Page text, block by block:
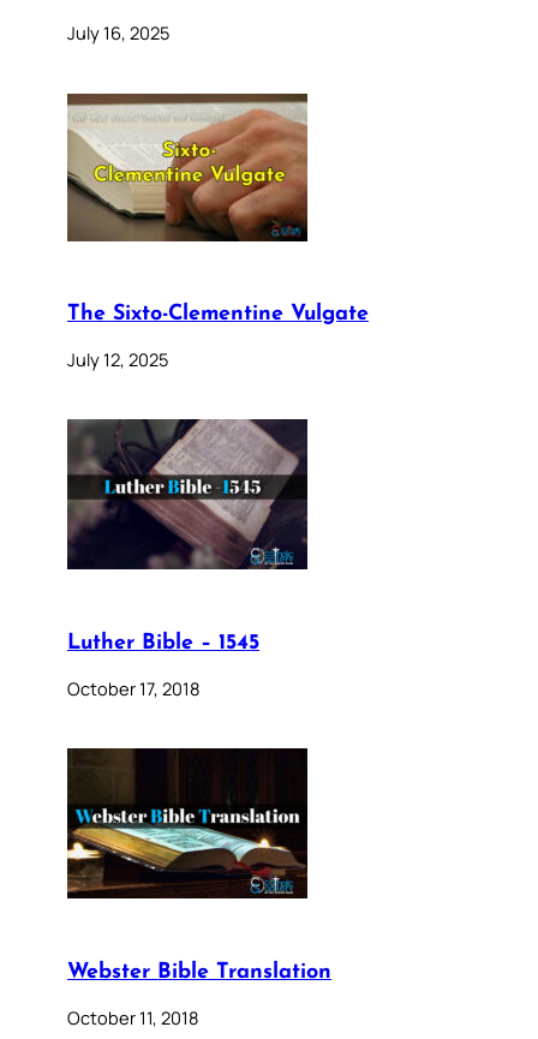
July 16, 2025
The Sixto-Clementine Vulgate
July 12, 2025
Luther Bible – 1545
October 17, 2018
Webster Bible Translation
October 11, 2018